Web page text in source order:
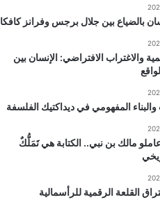
بالضياع بين جلال برجس وفرانز كافكا
والاغتراب الافتراضي: الإنسان بين
المفهومي في ديداكتيك الفلسفة
مالك بن نبي.. الكتابة هي تَمَلُّكٌ
القلعة الرقمية للرأسمالية